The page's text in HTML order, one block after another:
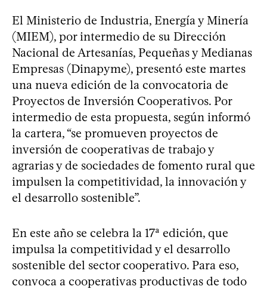
El Ministerio de Industria, Energía y Minería
(MIEM), por intermedio de su Dirección
Nacional de Artesanías, Pequeñas y Medianas
Empresas (Dinapyme), presentó este martes
una nueva edición de la convocatoria de
Proyectos de Inversión Cooperativos. Por
intermedio de esta propuesta, según informó
la cartera, “se promueven proyectos de
inversión de cooperativas de trabajo y
agrarias y de sociedades de fomento rural que
impulsen la competitividad, la innovación y
el desarrollo sostenible”.
En este año se celebra la 17ª edición, que
impulsa la competitividad y el desarrollo
sostenible del sector cooperativo. Para eso,
convoca a cooperativas productivas de todo